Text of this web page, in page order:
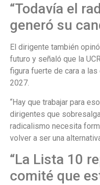
“Todavía el
generó su
El dirigente también
futuro y señaló que la
figura fuerte de cara a
2027.
“Hay que trabajar para
dirigentes que
radicalismo necesita
volver a ser una
“La Lista 10
comité que